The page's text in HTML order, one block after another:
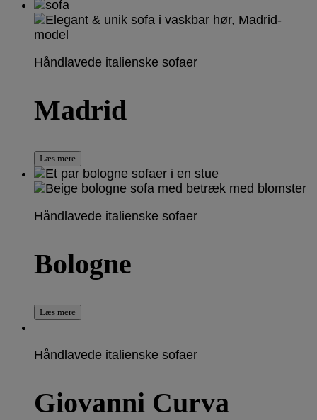
Håndlavede italienske sofaer
Madrid
Læs mere
Håndlavede italienske sofaer
Bologne
Læs mere
Håndlavede italienske sofaer
Giovanni Curva